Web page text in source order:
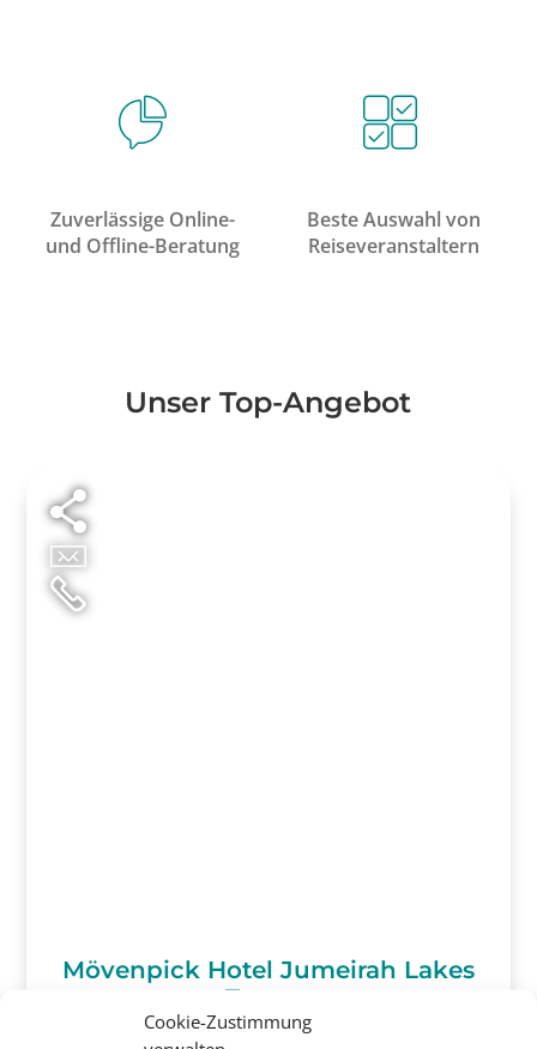
Cookie-Zustimmung
Zuverlässige Online-
und Offline-Beratung
Beste Auswahl von
Reiseveranstaltern
Unser Top-Angebot
Mövenpick Hotel Jumeirah Lakes
Towers
Dubai, Dubai